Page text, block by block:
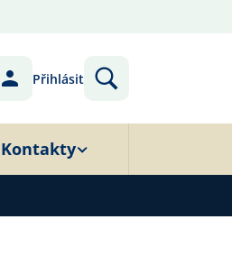
Přihlásit
Kontakty